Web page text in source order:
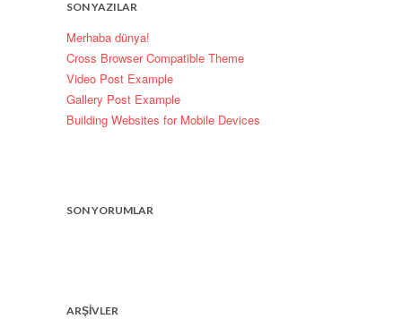
SON YAZILAR
Merhaba dünya!
Cross Browser Compatible Theme
Video Post Example
Gallery Post Example
Building Websites for Mobile Devices
SON YORUMLAR
ARŞIVLER